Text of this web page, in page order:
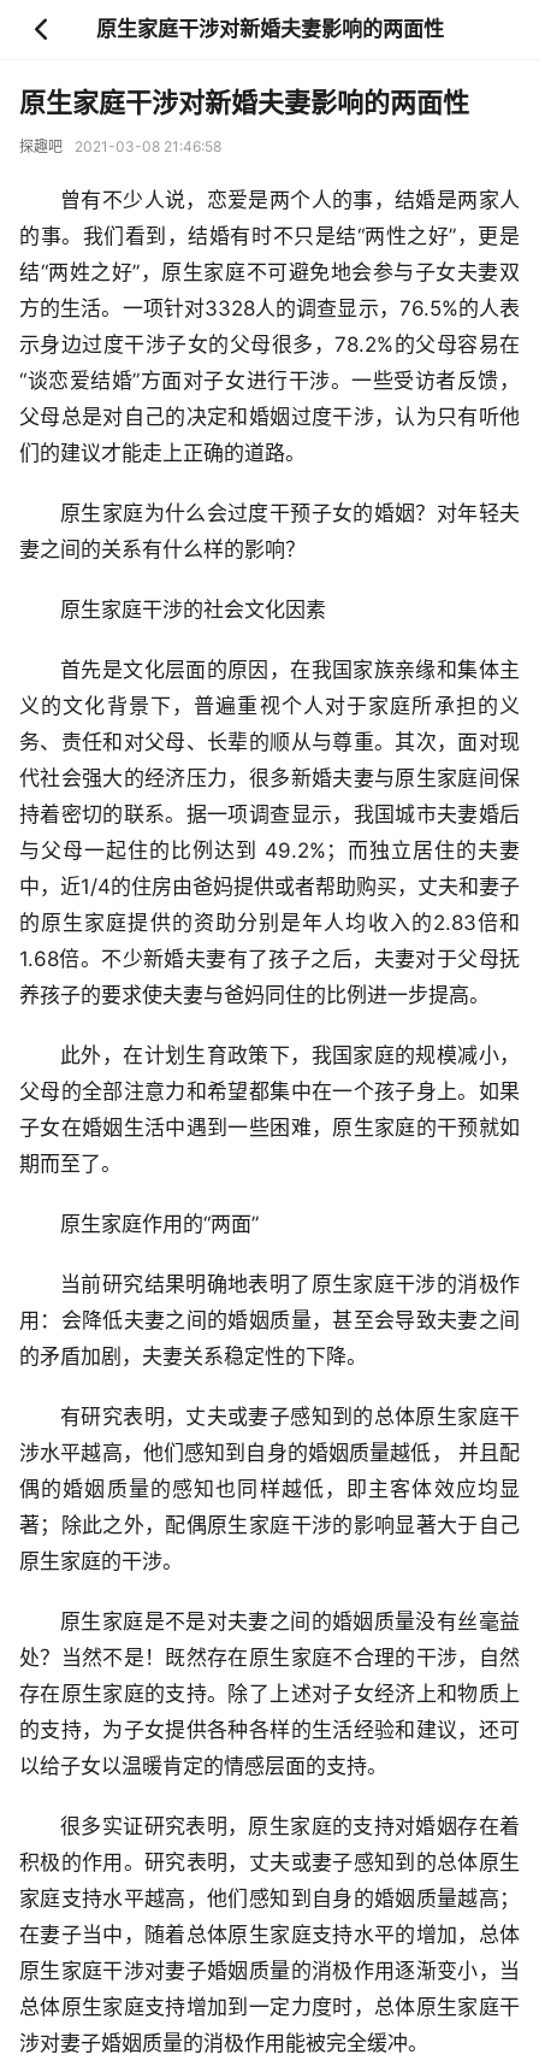
原生家庭干涉对新婚夫妻影响的两面性
原生家庭干涉对新婚夫妻影响的两面性
探趣吧 2021-03-08 21:46:58
曾有不少人说，恋爱是两个人的事，结婚是两家人
的事。我们看到，结婚有时不只是结“两性之好”，更是
结“两姓之好”，原生家庭不可避免地会参与子女夫妻双
方的生活。一项针对3328人的调查显示，76.5%的人表
示身边过度干涉子女的父母很多，78.2%的父母容易在
“谈恋爱结婚”方面对子女进行干涉。一些受访者反馈，
父母总是对自己的决定和婚姻过度干涉，认为只有听他
们的建议才能走上正确的道路。
原生家庭为什么会过度干预子女的婚姻？对年轻夫
妻之间的关系有什么样的影响？
原生家庭干涉的社会文化因素
首先是文化层面的原因，在我国家族亲缘和集体主
义的文化背景下，普遍重视个人对于家庭所承担的义
务、责任和对父母、长辈的顺从与尊重。其次，面对现
代社会强大的经济压力，很多新婚夫妻与原生家庭间保
持着密切的联系。据一项调查显示，我国城市夫妻婚后
与父母一起住的比例达到 49.2%；而独立居住的夫妻
中，近1/4的住房由爸妈提供或者帮助购买，丈夫和妻子
的原生家庭提供的资助分别是年人均收入的2.83倍和
1.68倍。不少新婚夫妻有了孩子之后，夫妻对于父母抚
养孩子的要求使夫妻与爸妈同住的比例进一步提高。
此外，在计划生育政策下，我国家庭的规模减小，
父母的全部注意力和希望都集中在一个孩子身上。如果
子女在婚姻生活中遇到一些困难，原生家庭的干预就如
期而至了。
原生家庭作用的“两面”
当前研究结果明确地表明了原生家庭干涉的消极作
用：会降低夫妻之间的婚姻质量，甚至会导致夫妻之间
的矛盾加剧，夫妻关系稳定性的下降。
有研究表明，丈夫或妻子感知到的总体原生家庭干
涉水平越高，他们感知到自身的婚姻质量越低， 并且配
偶的婚姻质量的感知也同样越低，即主客体效应均显
著；除此之外，配偶原生家庭干涉的影响显著大于自己
原生家庭的干涉。
原生家庭是不是对夫妻之间的婚姻质量没有丝毫益
处？当然不是！既然存在原生家庭不合理的干涉，自然
存在原生家庭的支持。除了上述对子女经济上和物质上
的支持，为子女提供各种各样的生活经验和建议，还可
以给子女以温暖肯定的情感层面的支持。
很多实证研究表明，原生家庭的支持对婚姻存在着
积极的作用。研究表明，丈夫或妻子感知到的总体原生
家庭支持水平越高，他们感知到自身的婚姻质量越高；
在妻子当中，随着总体原生家庭支持水平的增加，总体
原生家庭干涉对妻子婚姻质量的消极作用逐渐变小，当
总体原生家庭支持增加到一定力度时，总体原生家庭干
涉对妻子婚姻质量的消极作用能被完全缓冲。